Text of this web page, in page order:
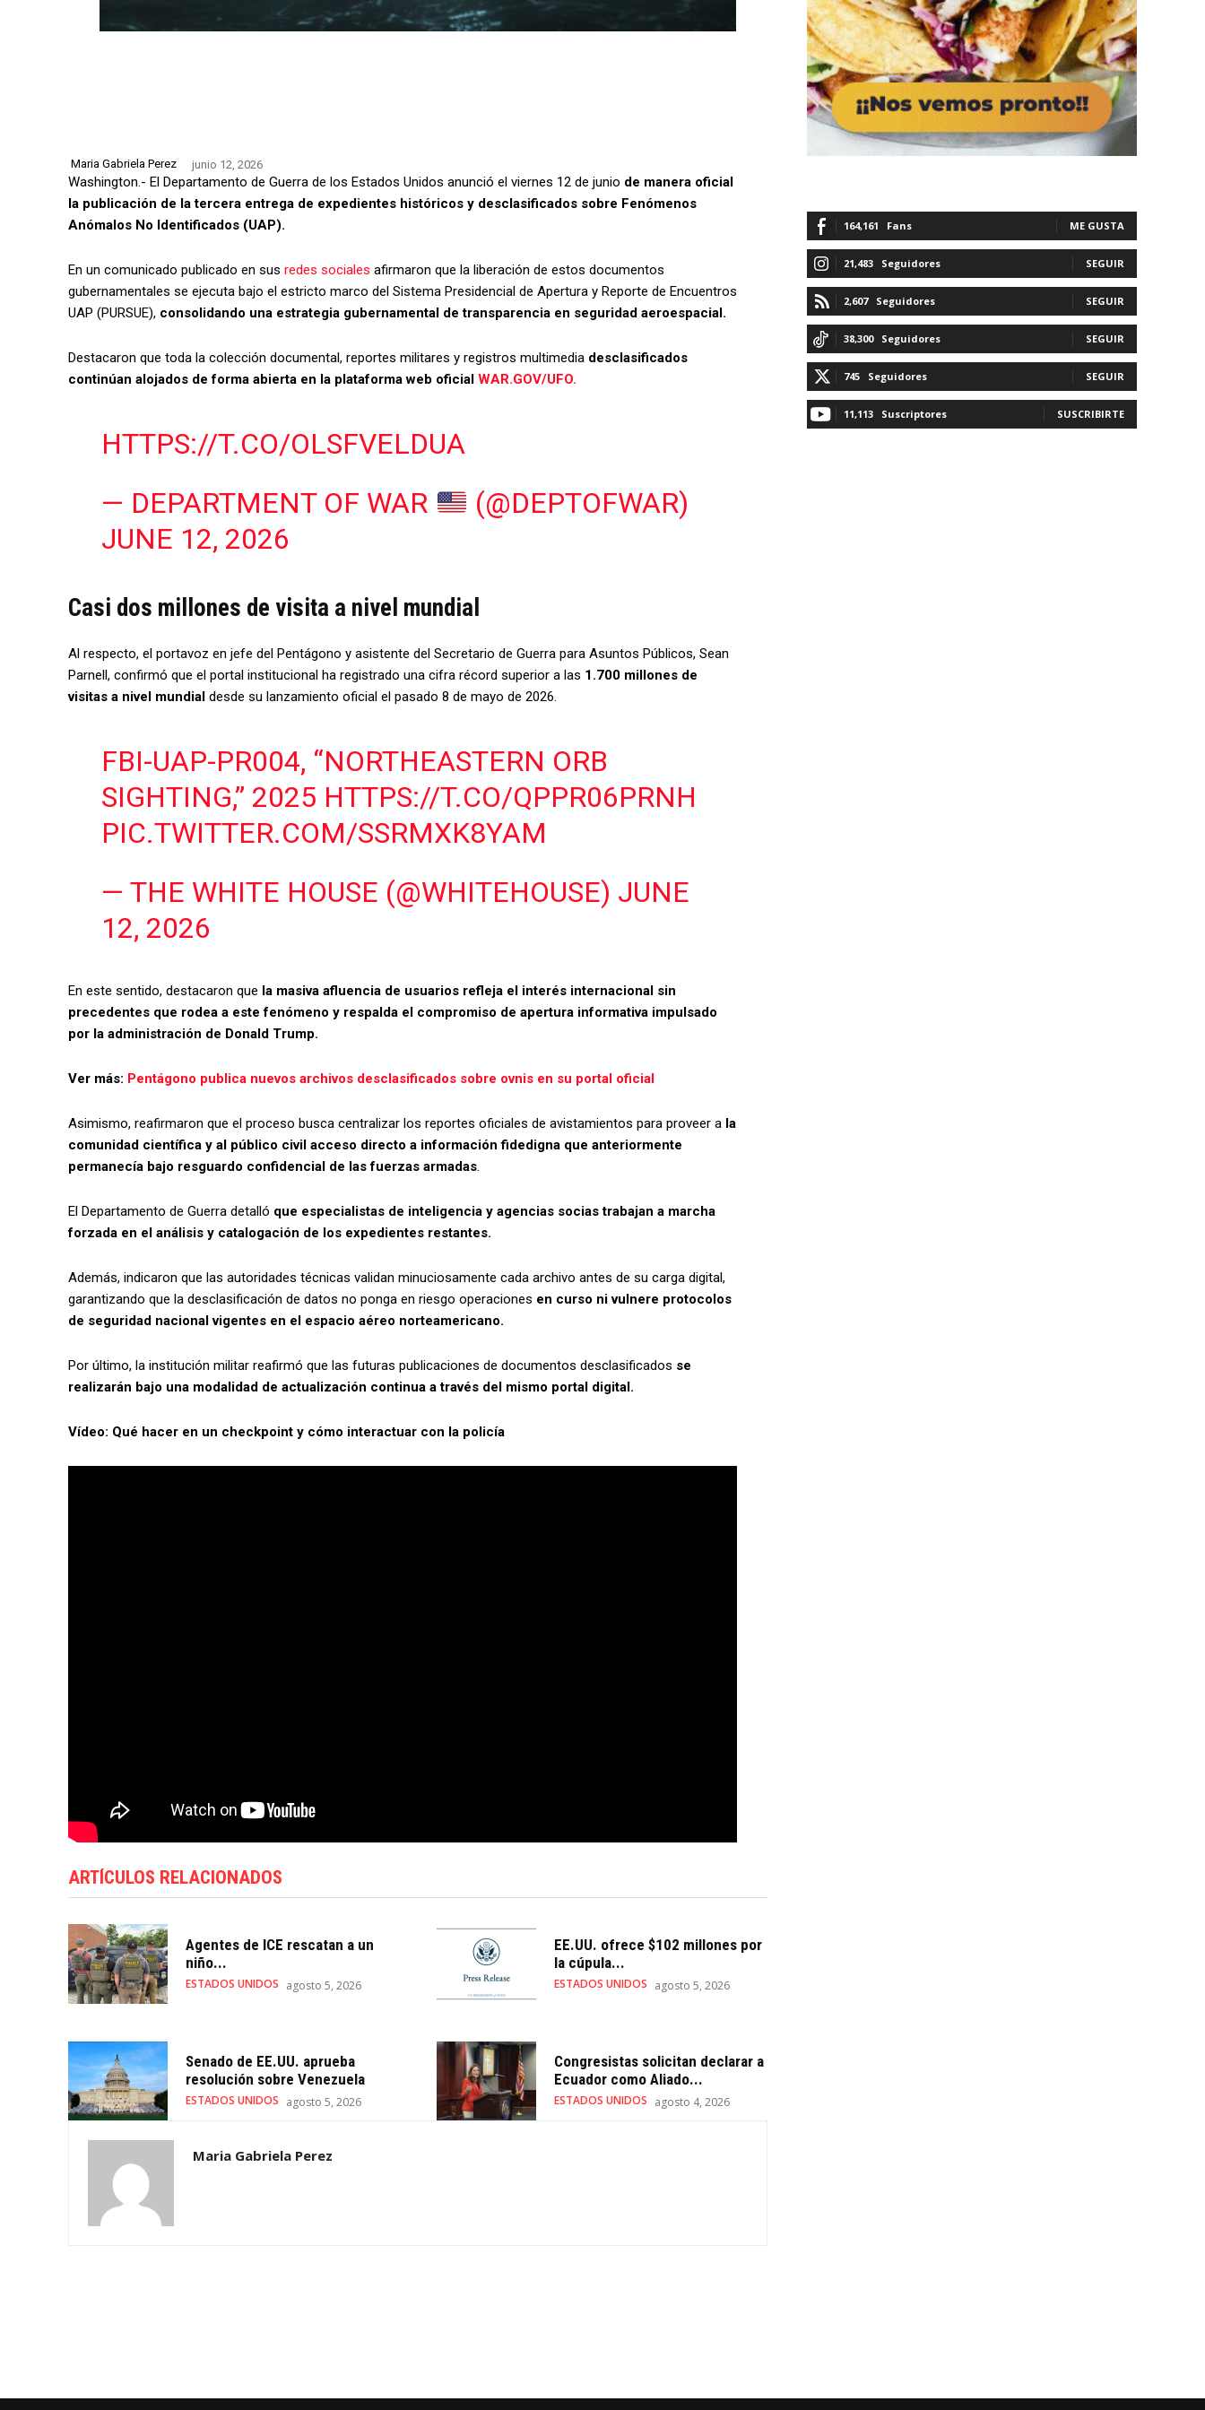
Maria Gabriela Perez junio 12, 2026
Washington.- El Departamento de Guerra de los Estados Unidos anunció el viernes 12 de junio de manera oficial
la publicación de la tercera entrega de expedientes históricos y desclasificados sobre Fenómenos
Anómalos No Identificados (UAP).
En un comunicado publicado en sus redes sociales afirmaron que la liberación de estos documentos
gubernamentales se ejecuta bajo el estricto marco del Sistema Presidencial de Apertura y Reporte de Encuentros
UAP (PURSUE), consolidando una estrategia gubernamental de transparencia en seguridad aeroespacial.
Destacaron que toda la colección documental, reportes militares y registros multimedia desclasificados
continúan alojados de forma abierta en la plataforma web oficial WAR.GOV/UFO.
HTTPS://T.CO/OLSFVELDUA
— DEPARTMENT OF WAR
(@DEPTOFWAR)
JUNE 12, 2026
Casi dos millones de visita a nivel mundial
Al respecto, el portavoz en jefe del Pentágono y asistente del Secretario de Guerra para Asuntos Públicos, Sean
Parnell, confirmó que el portal institucional ha registrado una cifra récord superior a las 1.700 millones de
visitas a nivel mundial desde su lanzamiento oficial el pasado 8 de mayo de 2026.
FBI-UAP-PR004, “NORTHEASTERN ORB
SIGHTING,” 2025 HTTPS://T.CO/QPPR06PRNH
PIC.TWITTER.COM/SSRMXK8YAM
— THE WHITE HOUSE (@WHITEHOUSE) JUNE
12, 2026
En este sentido, destacaron que la masiva afluencia de usuarios refleja el interés internacional sin
precedentes que rodea a este fenómeno y respalda el compromiso de apertura informativa impulsado
por la administración de Donald Trump.
Ver más: Pentágono publica nuevos archivos desclasificados sobre ovnis en su portal oficial
Asimismo, reafirmaron que el proceso busca centralizar los reportes oficiales de avistamientos para proveer a la
comunidad científica y al público civil acceso directo a información fidedigna que anteriormente
permanecía bajo resguardo confidencial de las fuerzas armadas.
El Departamento de Guerra detalló que especialistas de inteligencia y agencias socias trabajan a marcha
forzada en el análisis y catalogación de los expedientes restantes.
Además, indicaron que las autoridades técnicas validan minuciosamente cada archivo antes de su carga digital,
garantizando que la desclasificación de datos no ponga en riesgo operaciones en curso ni vulnere protocolos
de seguridad nacional vigentes en el espacio aéreo norteamericano.
Por último, la institución militar reafirmó que las futuras publicaciones de documentos desclasificados se
realizarán bajo una modalidad de actualización continua a través del mismo portal digital.
Vídeo: Qué hacer en un checkpoint y cómo interactuar con la policía
ARTÍCULOS RELACIONADOS
Agentes de ICE rescatan a un
niño...
ESTADOS UNIDOS agosto 5, 2026
EE.UU. ofrece $102 millones por
la cúpula...
ESTADOS UNIDOS agosto 5, 2026
Senado de EE.UU. aprueba
resolución sobre Venezuela
ESTADOS UNIDOS agosto 5, 2026
Congresistas solicitan declarar a
Ecuador como Aliado...
ESTADOS UNIDOS agosto 4, 2026
Maria Gabriela Perez
164,161 Fans ME GUSTA
21,483 Seguidores SEGUIR
2,607 Seguidores SEGUIR
38,300 Seguidores SEGUIR
745 Seguidores SEGUIR
11,113 Suscriptores SUSCRIBIRTE